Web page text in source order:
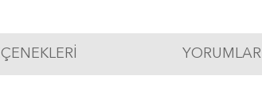
YORUMLAR